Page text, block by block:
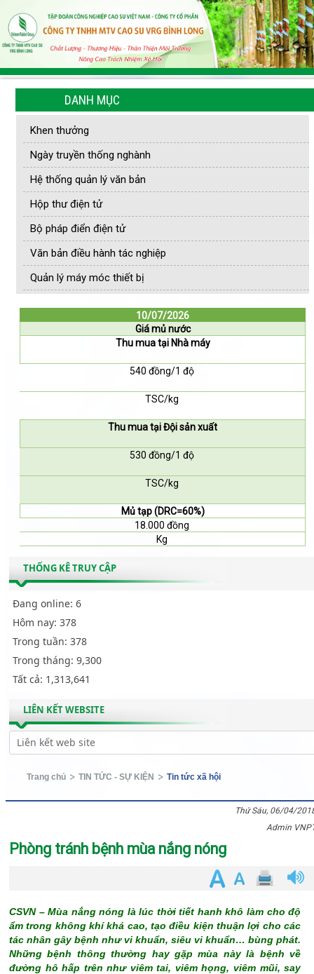
DANH MỤC
Khen thưởng
Ngày truyền thống nghành
Hệ thống quản lý văn bản
Hộp thư điện tử
Bộ pháp điển điện tử
Văn bản điều hành tác nghiệp
Quản lý máy móc thiết bị
10/07/2026
Giá mủ nước
Thu mua tại Nhà máy
540 đồng/1 độ
TSC/kg
Thu mua tại Đội sản xuất
530 đồng/1 độ
TSC/kg
Mủ tạp (DRC=60%)
18.000 đồng
Kg
THỐNG KÊ TRUY CẬP
Đang online: 6
Hôm nay: 378
Trong tuần: 378
Trong tháng: 9,300
Tất cả: 1,313,641
LIÊN KẾT WEBSITE
Trang chủ TIN TỨC - SỰ KIỆN Tin tức xã hội
Thứ Sáu, 06/04/
Admin
Phòng tránh bệnh mùa nắng nóng
CSVN – Mùa nắng nóng là lúc thời tiết hanh khô làm cho độ
ẩm trong không khí khá cao, tạo điều kiện thuận lợi cho các
tác nhân gây bệnh như vi khuẩn, siêu vi khuẩn… bùng phát.
Những bệnh thông thường hay gặp mùa này là bệnh về
đường hô hấp trên như viêm tai, viêm họng, viêm mũi, say